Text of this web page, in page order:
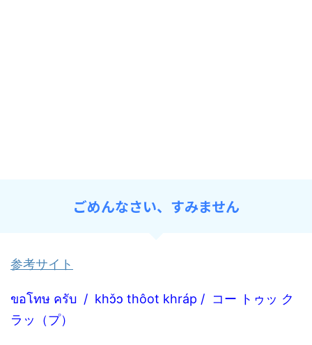
ごめんなさい、すみません
参考サイト
ขอโทษ ครับ / khɔ̌ɔ thôot khráp / コー トゥッ ク
ラッ（プ）